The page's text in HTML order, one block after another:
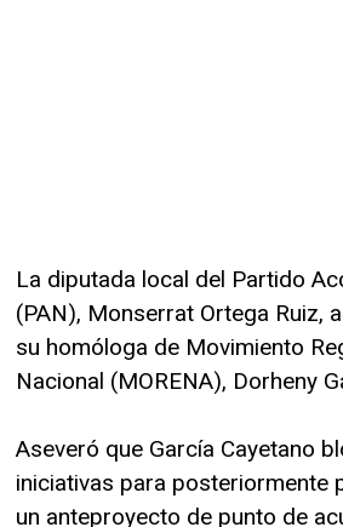
La diputada local del Partido
(PAN), Monserrat Ortega Ruiz,
su homóloga de Movimiento
Nacional (MORENA), Dorheny
Aseveró que García Cayetano
iniciativas para posteriormente
un anteproyecto de punto de